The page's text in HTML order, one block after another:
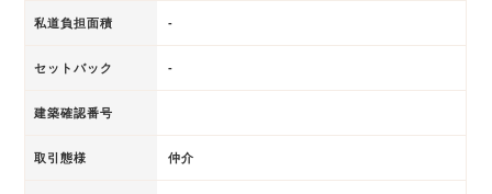
私道負担面積 -
セットバック -
建築確認番号
取引態様 仲介